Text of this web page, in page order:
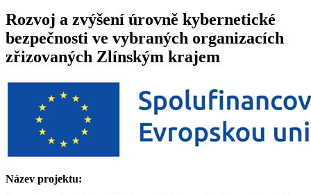
Rozvoj a zvýšení úrovně kybernetické
bezpečnosti ve vybraných organizacích
zřizovaných Zlínským krajem
Název projektu: